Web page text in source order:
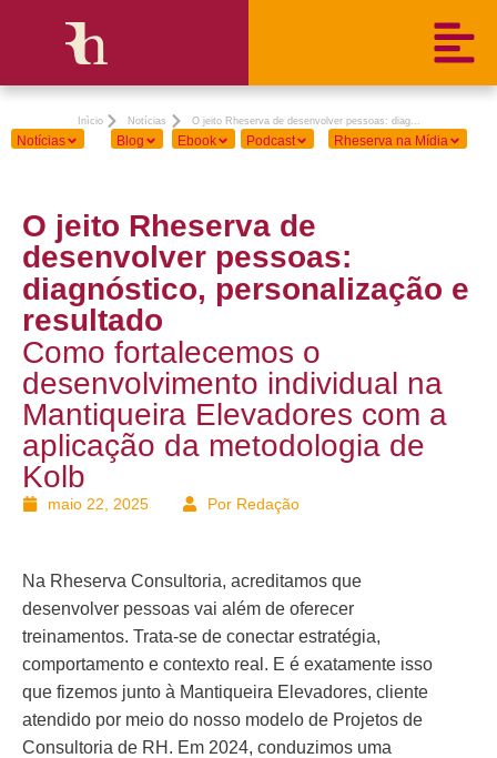
Inìcio Notícias O jeito Rheserva de desenvolver pessoas: diag...
Notícias Blog Ebook Podcast Rheserva na Mídia
O jeito Rheserva de
desenvolver pessoas:
diagnóstico, personalização e
resultado
Como fortalecemos o
desenvolvimento individual na
Mantiqueira Elevadores com a
aplicação da metodologia de
Kolb
maio 22, 2025 Por Redação
Na Rheserva Consultoria, acreditamos que
desenvolver pessoas vai além de oferecer
treinamentos. Trata-se de conectar estratégia,
comportamento e contexto real. E é exatamente isso
que fizemos junto à Mantiqueira Elevadores, cliente
atendido por meio do nosso modelo de Projetos de
Consultoria de RH. Em 2024, conduzimos uma